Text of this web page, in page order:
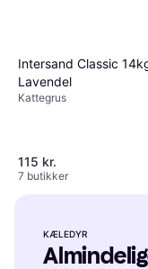
Intersand Classic
Lavendel
Kattegrus
115 kr.
7 butikker
KÆLEDYR